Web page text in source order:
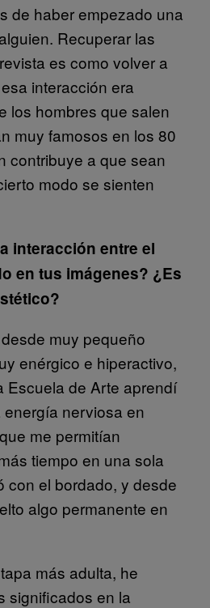
de haber empezado una
Recuperar las
es como volver a
interacción era
los hombres que salen
muy famosos en los 80
contribuye a que sean
modo se sienten
interacción entre el
en tus imágenes? ¿Es
muy pequeño
enérgico e hiperactivo,
Escuela de Arte aprendí
nerviosa en
me permitían
tiempo en una sola
con el bordado, y desde
algo permanente en
más adulta, he
significados en la